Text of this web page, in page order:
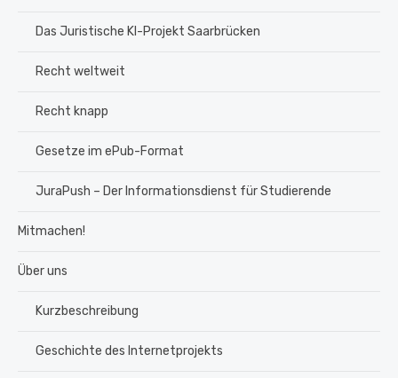
Das Juristische KI-Projekt Saarbrücken
Recht weltweit
Recht knapp
Gesetze im ePub-Format
JuraPush – Der Informationsdienst für Studierende
Mitmachen!
Über uns
Kurzbeschreibung
Geschichte des Internetprojekts